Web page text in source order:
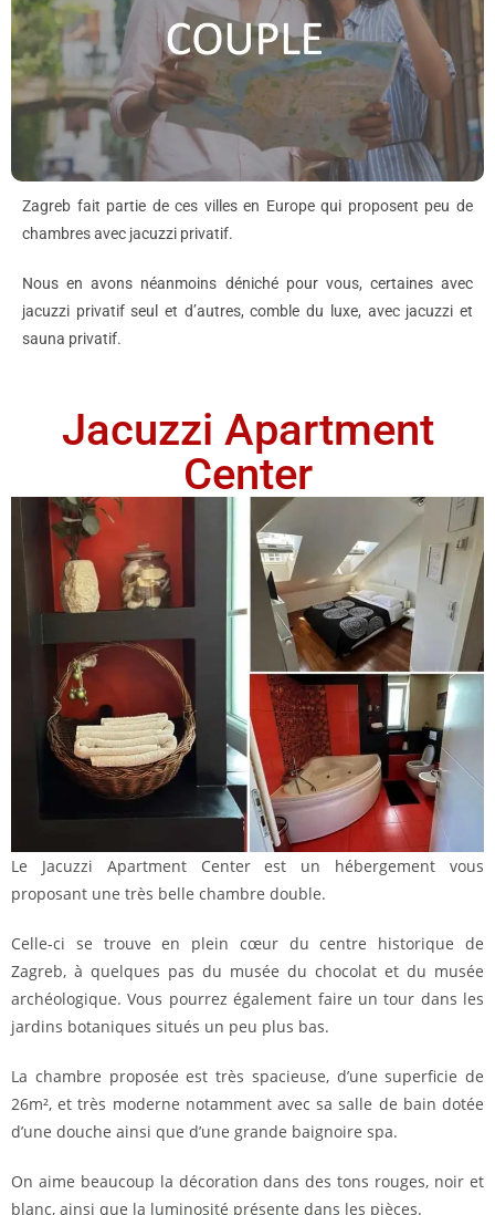
Zagreb fait partie de ces villes en Europe qui proposent peu de
chambres avec jacuzzi privatif.
Nous en avons néanmoins déniché pour vous, certaines avec
jacuzzi privatif seul et d’autres, comble du luxe, avec jacuzzi et
sauna privatif.
Jacuzzi Apartment
Center
Le Jacuzzi Apartment Center est un hébergement vous
proposant une très belle chambre double.
Celle-ci se trouve en plein cœur du centre historique de
Zagreb, à quelques pas du musée du chocolat et du musée
archéologique. Vous pourrez également faire un tour dans les
jardins botaniques situés un peu plus bas.
La chambre proposée est très spacieuse, d’une superficie de
26m², et très moderne notamment avec sa salle de bain dotée
d’une douche ainsi que d’une grande baignoire spa.
On aime beaucoup la décoration dans des tons rouges, noir et
blanc, ainsi que la luminosité présente dans les pièces.